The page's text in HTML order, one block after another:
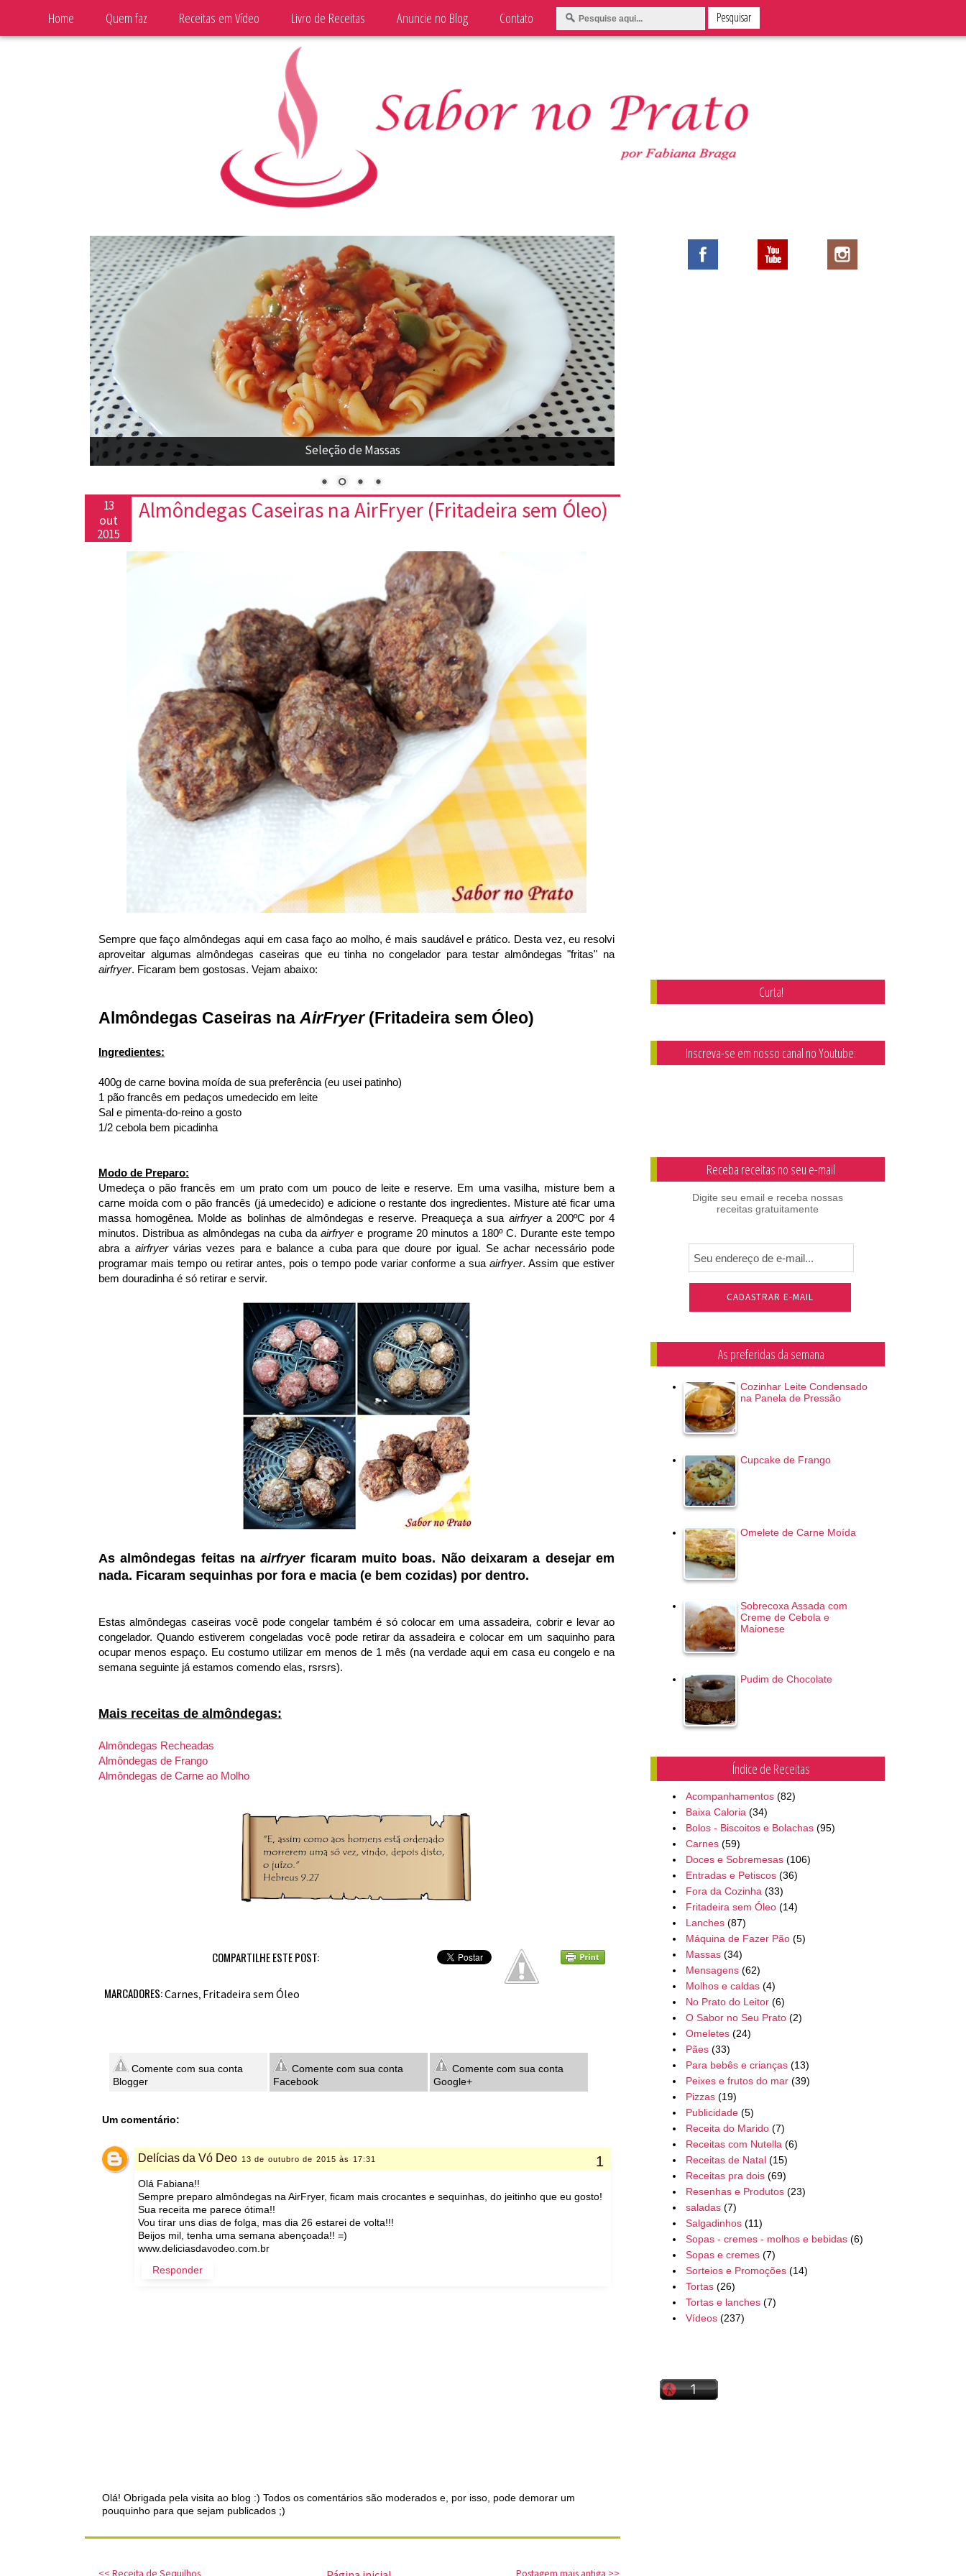
Seleção de Massas
13
out
2015
Almôndegas Caseiras na AirFryer (Fritadeira sem Óleo)
Sempre que faço almôndegas aqui em casa faço ao molho, é mais saudável e prático. Desta vez, eu resolvi
aproveitar algumas almôndegas caseiras que eu tinha no congelador para testar almôndegas "fritas" na
airfryer. Ficaram bem gostosas. Vejam abaixo:
Almôndegas Caseiras naAirFryer(Fritadeira sem Óleo)
Ingredientes:
400g de carne bovina moída de sua preferência (eu usei patinho)
1 pão francês em pedaços umedecido em leite
Sal e pimenta-do-reino a gosto
1/2 cebola bem picadinha
Modo de Preparo:
Umedeça o pão francês em um prato com um pouco de leite e reserve. Em uma vasilha, misture bem a
carne moída com o pão francês (já umedecido) e adicione o restante dos ingredientes. Misture até ficar uma
massa homogênea. Molde as bolinhas de almôndegas e reserve. Preaqueça a sua airfryera 200ºC por 4
minutos. Distribua as almôndegas na cuba daairfryere programe 20 minutos a 180º C. Durante este tempo
abra a airfryervárias vezes para e balance a cuba para que doure por igual. Se achar necessário pode
programar mais tempo ou retirar antes, pois o tempo pode variar conforme a sua airfryer. Assim que estiver
bem douradinha é só retirar e servir.
As almôndegas feitas naairfryerficaram muito boas. Não deixaram a desejar em
nada. Ficaram sequinhas por fora e macia (e bem cozidas) por dentro.
Estas almôndegas caseiras você pode congelar também é só colocar em uma assadeira, cobrir e levar ao
congelador. Quando estiverem congeladas você pode retirar da assadeira e colocar em um saquinho para
ocupar menos espaço. Eu costumo utilizar em menos de 1 mês (na verdade aqui em casa eu congelo e na
semana seguinte já estamos comendo elas, rsrsrs).
Mais receitas de almôndegas:
Almôndegas Recheadas
Almôndegas de Frango
Almôndegas de Carne ao Molho
COMPARTILHE ESTE POST:
MARCADORES:Carnes, Fritadeira sem Óleo
Comente com sua conta
Blogger
Comente com sua conta
Facebook
Comente com sua conta
Google+
Um comentário:
Delícias da Vó Deo 13 de outubro de 2015 às 17:31
Olá Fabiana!!
Sempre preparo almôndegas na AirFryer, ficam mais crocantes e sequinhas, do jeitinho que eu gosto!
Sua receita me parece ótima!!
Vou tirar uns dias de folga, mas dia 26 estarei de volta!!!
Beijos mil, tenha uma semana abençoada!! =)
www.deliciasdavodeo.com.br
Responder
Olá! Obrigada pela visita ao blog :) Todos os comentários são moderados e, por isso, pode demorar um
pouquinho para que sejam publicados ;)
<< Receita de Sequilhos Postagem mais antiga >>
Home Quem faz Receitas em Vídeo Livro de Receitas Anuncie no Blog Contato
Curta!
Inscreva-se em nosso canal no Youtube:
Receba receitas no seu e-mail
Digite seu email e receba nossas
receitas gratuitamente
As preferidas da semana
Cozinhar Leite Condensado
na Panela de Pressão
Cupcake de Frango
Omelete de Carne Moída
Sobrecoxa Assada com
Creme de Cebola e
Maionese
Pudim de Chocolate
Índice de Receitas
Acompanhamentos (82)
Baixa Caloria (34)
Bolos - Biscoitos e Bolachas (95)
Carnes (59)
Doces e Sobremesas (106)
Entradas e Petiscos (36)
Fora da Cozinha (33)
Fritadeira sem Óleo (14)
Lanches (87)
Máquina de Fazer Pão (5)
Massas (34)
Mensagens (62)
Molhos e caldas (4)
No Prato do Leitor (6)
O Sabor no Seu Prato (2)
Omeletes (24)
Pães (33)
Para bebês e crianças (13)
Peixes e frutos do mar (39)
Pizzas (19)
Publicidade (5)
Receita do Marido (7)
Receitas com Nutella (6)
Receitas de Natal (15)
Receitas pra dois (69)
Resenhas e Produtos (23)
saladas (7)
Salgadinhos (11)
Sopas - cremes - molhos e bebidas (6)
Sopas e cremes (7)
Sorteios e Promoções (14)
Tortas (26)
Tortas e lanches (7)
Vídeos (237)